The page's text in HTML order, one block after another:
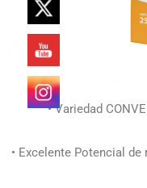
• Variedad
• Excelente Potencial